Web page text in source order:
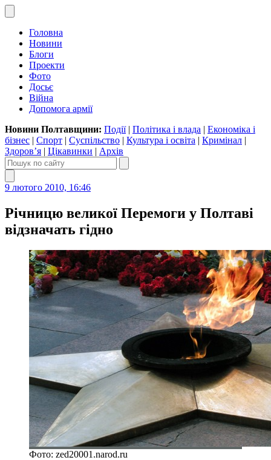
Головна
Новини
Блоги
Проекти
Фото
Досьє
Війна
Допомога армії
Новини Полтавщини: Події| Політика і влада | Економіка і
бізнес | Спорт | Суспільство | Культура і освіта | Кримінал |
Здоров’я | Цікавинки | Архів
9 лютого 2010, 16:46
Річницю великої Перемоги у Полтаві
відзначать гідно
Фото: zed20001.narod.ru